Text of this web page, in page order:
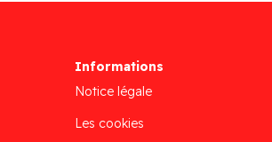
Informations
Notice légale
Les cookies